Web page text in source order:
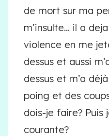
de mort sur ma
m’insulte… il a
violence en me
dessus et aussi
dessus et m’a
poing et des
dois-je faire? Puis
courante?